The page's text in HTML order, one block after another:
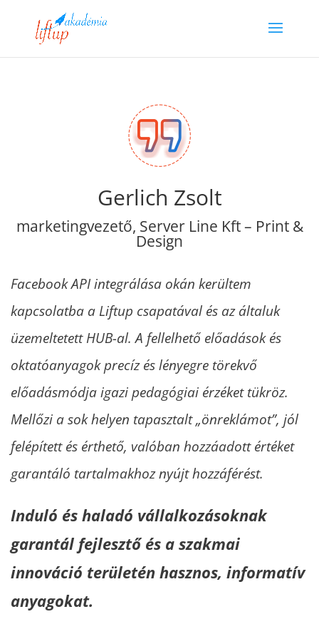
Gerlich Zsolt
marketingvezető, Server Line Kft – Print &
Design
Facebook API integrálása okán kerültem
kapcsolatba a Liftup csapatával és az általuk
üzemeltetett HUB-al. A fellelhető előadások és
oktatóanyagok precíz és lényegre törekvő
előadásmódja igazi pedagógiai érzéket tükröz.
Mellőzi a sok helyen tapasztalt „önreklámot”, jól
felépített és érthető, valóban hozzáadott értéket
garantáló tartalmakhoz nyújt hozzáférést.
Induló és haladó vállalkozásoknak
garantál fejlesztő és a szakmai
innováció területén hasznos, informatív
anyagokat.